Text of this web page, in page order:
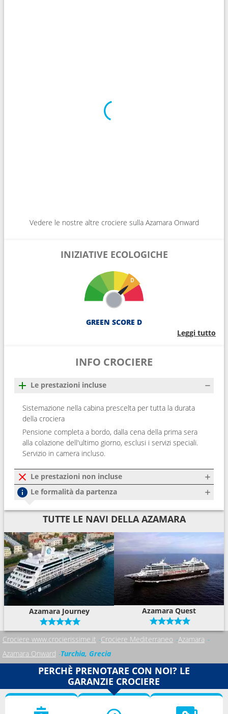
Vedere le nostre altre crociere sulla Azamara Onward
INIZIATIVE ECOLOGICHE
GREEN SCORE D
Leggi tutto
INFO CROCIERE
Le prestazioni incluse
Sistemazione nella cabina prescelta per tutta la durata
della crociera
Pensione completa a bordo, dalla cena della prima sera
alla colazione dell'ultimo giorno, esclusi i servizi speciali.
Servizio in camera incluso.
Le prestazioni non incluse
Le formalità da partenza
TUTTE LE NAVI DELLA AZAMARA
Azamara Journey Azamara Quest
Crociere www.crocierissime.it Crociere Mediterraneo Azamara
Azamara Onward Turchia, Grecia
PERCHÈ PRENOTARE CON NOI? LE
GARANZIE CROCIERE